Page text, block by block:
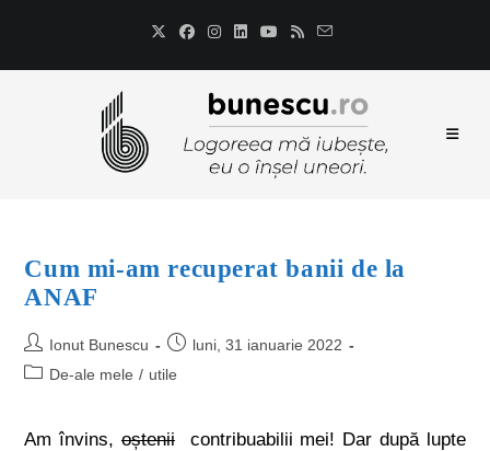
Cum mi-am recuperat banii de la
ANAF
Ionut Bunescu
luni, 31 ianuarie 2022
De-ale mele / utile
Am învins, oșteniicontribuabilii mei! Dar după lupte